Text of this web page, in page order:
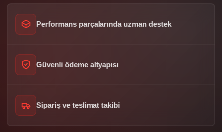
Performans parçalarında uzman destek
Güvenli ödeme altyapısı
Sipariş ve teslimat takibi